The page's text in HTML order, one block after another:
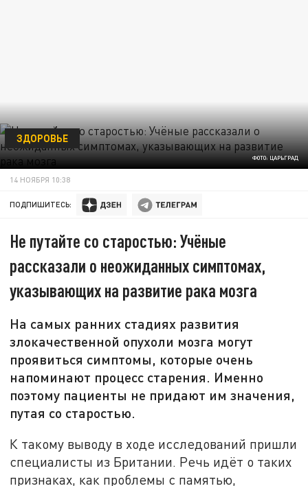
ФОТО: ЦАРЬГРАД
ЗДОРОВЬЕ
14 НОЯБРЯ 10:38
ПОДПИШИТЕСЬ:
Не путайте со старостью: Учёные
рассказали о неожиданных симптомах,
указывающих на развитие рака мозга
На самых ранних стадиях развития
злокачественной опухоли мозга могут
проявиться симптомы, которые очень
напоминают процесс старения. Именно
поэтому пациенты не придают им значения,
путая со старостью.
К такому выводу в ходе исследований пришли
специалисты из Британии. Речь идёт о таких
признаках, как проблемы с памятью,